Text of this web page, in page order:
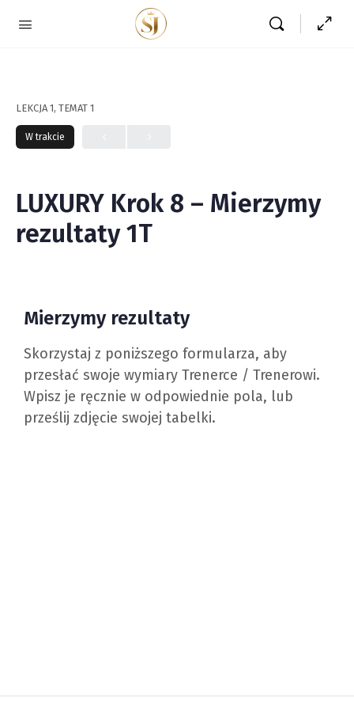
LEKCJA 1, TEMAT 1
W trakcie
LUXURY Krok 8 – Mierzymy
rezultaty 1T
Mierzymy rezultaty
Skorzystaj z poniższego formularza, aby
przesłać swoje wymiary Trenerce / Trenerowi.
Wpisz je ręcznie w odpowiednie pola, lub
prześlij zdjęcie swojej tabelki.